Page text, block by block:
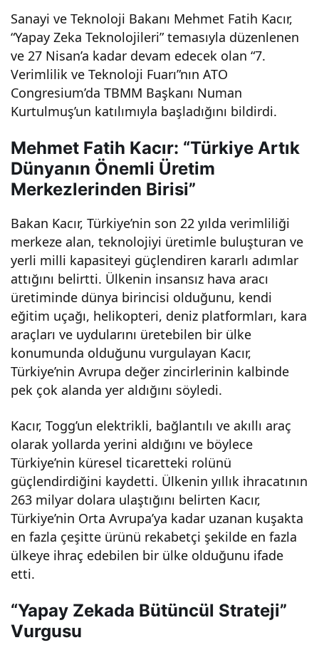
Sanayi ve Teknoloji Bakanı Mehmet Fatih Kacır,
“Yapay Zeka Teknolojileri” temasıyla düzenlenen
ve 27 Nisan’a kadar devam edecek olan “7.
Verimlilik ve Teknoloji Fuarı”nın ATO
Congresium’da TBMM Başkanı Numan
Kurtulmuş’un katılımıyla başladığını bildirdi.
Mehmet Fatih Kacır: “Türkiye Artık
Dünyanın Önemli Üretim
Merkezlerinden Birisi”
Bakan Kacır, Türkiye’nin son 22 yılda verimliliği
merkeze alan, teknolojiyi üretimle buluşturan ve
yerli milli kapasiteyi güçlendiren kararlı adımlar
attığını belirtti. Ülkenin insansız hava aracı
üretiminde dünya birincisi olduğunu, kendi
eğitim uçağı, helikopteri, deniz platformları, kara
araçları ve uydularını üretebilen bir ülke
konumunda olduğunu vurgulayan Kacır,
Türkiye’nin Avrupa değer zincirlerinin kalbinde
pek çok alanda yer aldığını söyledi.
Kacır, Togg’un elektrikli, bağlantılı ve akıllı araç
olarak yollarda yerini aldığını ve böylece
Türkiye’nin küresel ticaretteki rolünü
güçlendirdiğini kaydetti. Ülkenin yıllık ihracatının
263 milyar dolara ulaştığını belirten Kacır,
Türkiye’nin Orta Avrupa’ya kadar uzanan kuşakta
en fazla çeşitte ürünü rekabetçi şekilde en fazla
ülkeye ihraç edebilen bir ülke olduğunu ifade
etti.
“Yapay Zekada Bütüncül Strateji”
Vurgusu
zek
a
mod
eller
i
geli
ştiril
mes
inin
önü
nü
aça
cağı
z ve
Tür
kiye’